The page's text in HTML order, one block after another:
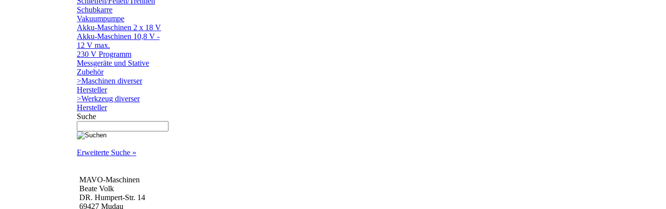
Schubkarre
Vakuumpumpe
Akku-Maschinen 2 x 18 V
Akku-Maschinen 10,8 V -
12 V max.
230 V Programm
Messgeräte und Stative
Zubehör
>Maschinen diverser
Hersteller
>Werkzeug diverser
Hersteller
Suche
Erweiterte Suche »
MAVO-Maschinen
Beate Volk
DR. Humpert-Str. 14
69427 Mudau